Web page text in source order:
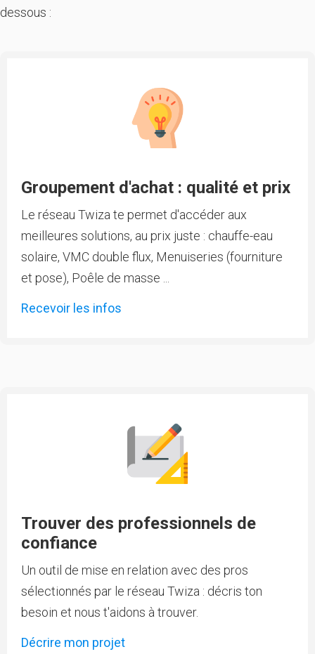
dessous :
Groupement d'achat : qualité et prix
Le réseau Twiza te permet d'accéder aux
meilleures solutions, au prix juste : chauffe-eau
solaire, VMC double flux, Menuiseries (fourniture
et pose), Poêle de masse ...
Recevoir les infos
Trouver des professionnels de
confiance
Un outil de mise en relation avec des pros
sélectionnés par le réseau Twiza : décris ton
besoin et nous t'aidons à trouver.
Décrire mon projet